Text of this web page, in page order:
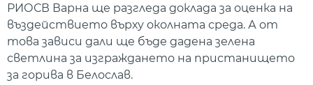
РИОСВ Варна ще разгледа доклада за оценка на
въздействието върху околната среда. А от
това зависи дали ще бъде дадена зелена
светлина за изграждането на пристанището
за горива в Белослав.